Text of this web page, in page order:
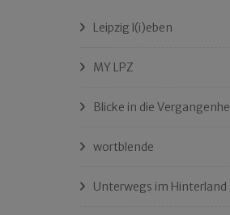
Leipzig l(i)eben
MY LPZ
Blicke in die
wortblende
Unterwegs im Hinterland